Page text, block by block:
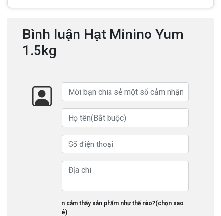
Bình luận Hạt Minino Yum
1.5kg
Bạn cảm thấy sản phẩm như thế nào?(chọn sao
nhé)